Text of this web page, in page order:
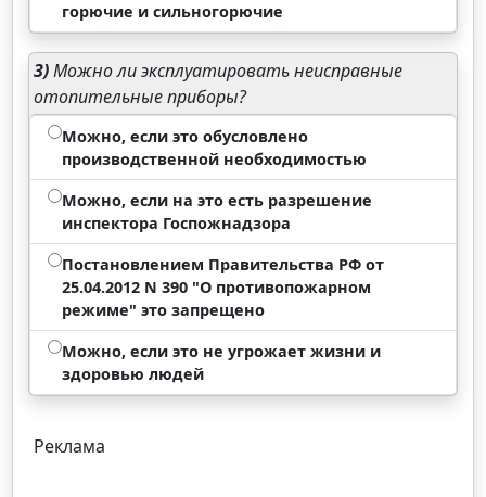
горючие и сильногорючие
3)Можно ли эксплуатировать неисправные
отопительные приборы?
Можно, если это обусловлено
производственной необходимостью
Можно, если на это есть разрешение
инспектора Госпожнадзора
Постановлением Правительства РФ от
25.04.2012 N 390 "О противопожарном
режиме" это запрещено
Можно, если это не угрожает жизни и
здоровью людей
Реклама